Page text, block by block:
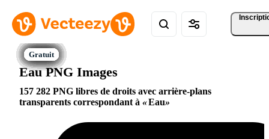
Eau PNG Images
157 282 PNG libres de droits avec arrière-plans
transparents correspondant à
Eau